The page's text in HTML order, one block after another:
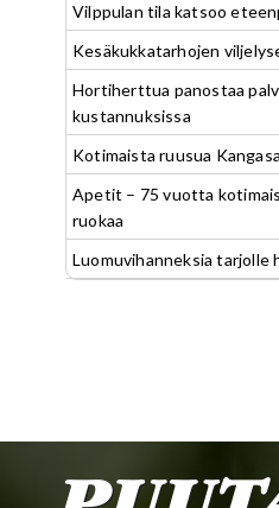
Vilppulan tila katsoo
Kesäkukkatarhojen
Hortiherttua panostaa
kustannuksissa
Kotimaista ruusua
Apetit – 75 vuotta
ruokaa
Luomuvihanneksia tarjolle